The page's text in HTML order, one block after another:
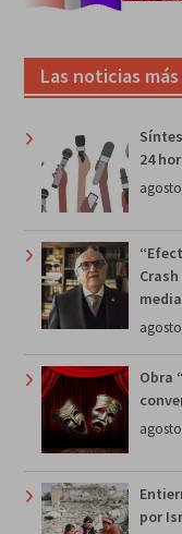
Las noticias
24
Obra
por